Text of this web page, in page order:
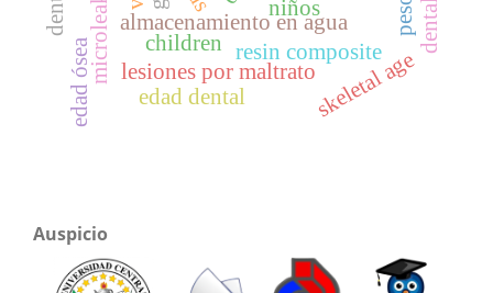
almacenamiento en agua
resin composite
lesiones por maltrato
niños
children
skeletal age
edad dental
edad ósea
Auspicio